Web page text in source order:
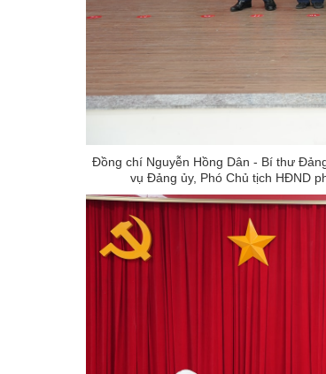
Đồng chí Nguyễn Hồng Dân - Bí thư
vụ Đảng ủy, Phó Chủ tịch HĐND